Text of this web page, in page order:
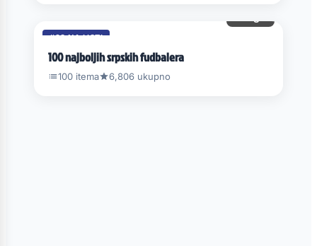
#93 NA LISTI
100 najboljih srpskih fudbalera
100 itema 6,806 ukupno